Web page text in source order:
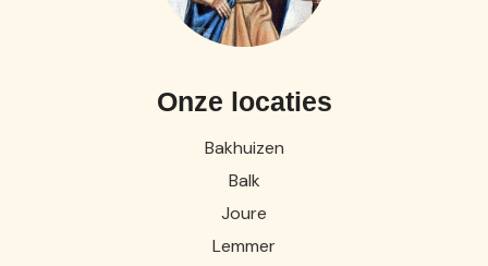
Onze locaties
Bakhuizen
Balk
Joure
Lemmer